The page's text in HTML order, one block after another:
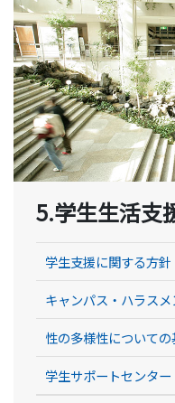
5.学生生活支
学生支援に関する方針
キャンパス・ハラス
性の多様性について
学生サポートセンター